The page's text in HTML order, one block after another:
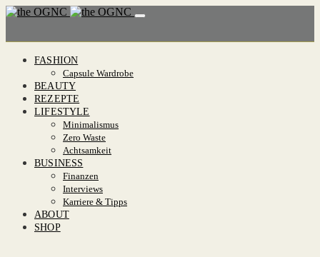
FASHION
Capsule Wardrobe
BEAUTY
REZEPTE
LIFESTYLE
Minimalismus
Zero Waste
Achtsamkeit
BUSINESS
Finanzen
Interviews
Karriere & Tipps
ABOUT
SHOP